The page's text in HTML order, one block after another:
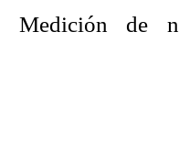
Medición de